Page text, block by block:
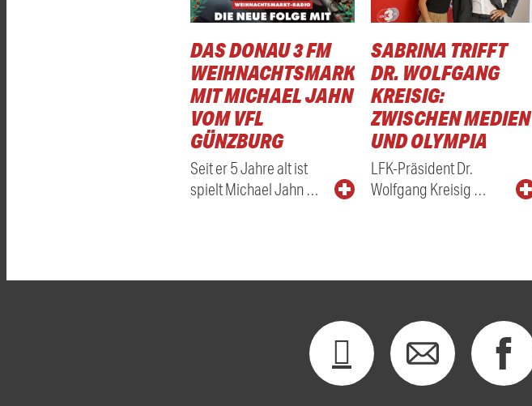
DAS DONAU 3 FM
WEIHNACHTSMARKTRADIO
MIT MICHAEL JAHN
VOM VFL
GÜNZBURG
Seit er 5 Jahre alt ist
spielt Michael Jahn …
SABRINA TRIFFT
DR. WOLFGANG
KREISIG:
ZWISCHEN MEDIEN
UND OLYMPIA
LFK-Präsident Dr.
Wolfgang Kreisig …